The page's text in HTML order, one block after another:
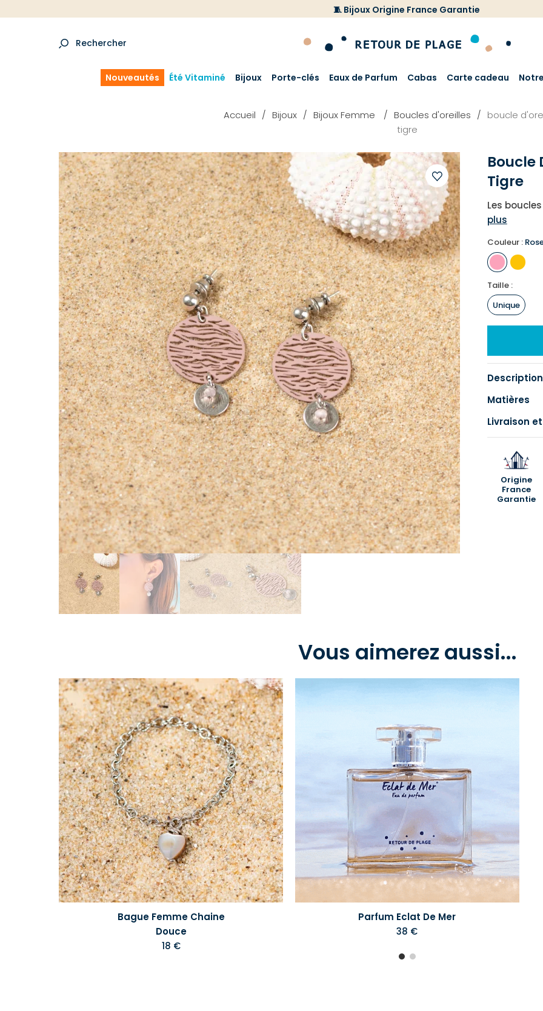
🧵 Bijoux Origine France Garantie
Rechercher
Nouveautés Été Vitaminé Bijoux Porte-clés Eaux de Parfum Cabas Carte cadeau
Accueil Bijoux Bijoux Femme Boucles d'oreilles
boucle
tigre
Ajouter
à
votre
liste
d'envies
Boucle
Tigre
Les
plus
Couleur :
Taille :
Unique
Description
Matières
Livraison
Origine
France
Garantie
Vous aimerez aussi...
Bague Femme Chaine
Douce
18 €
Parfum Eclat De Mer
38 €